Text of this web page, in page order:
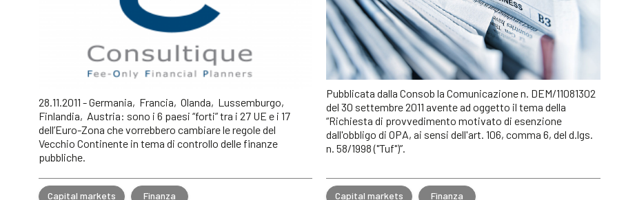
28.11.2011 - Germania, Francia, Olanda, Lussemburgo,
Finlandia, Austria: sono i 6 paesi “forti” tra i 27 UE e i 17
dell’Euro-Zona che vorrebbero cambiare le regole del
Vecchio Continente in tema di controllo delle finanze
pubbliche.
Pubblicata dalla Consob la Comunicazione n. DEM/11081302
del 30 settembre 2011 avente ad oggetto il tema della
“Richiesta di provvedimento motivato di esenzione
dall'obbligo di OPA, ai sensi dell'art. 106, comma 6, del d.lgs.
n. 58/1998 ("Tuf")”.
Capital markets Finanza Capital markets Finanza